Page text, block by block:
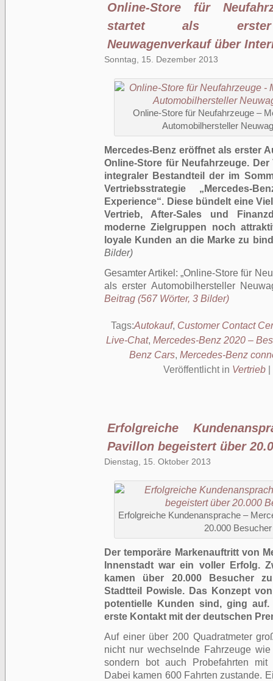
Online-Store für
startet als erster
Neuwagenverkauf über
Sonntag, 15. Dezember 2013
Online-Store für Neufahrzeuge –
Automobilhersteller
Mercedes-Benz eröffnet als erster
Online-Store für Neufahrzeuge.
integraler Bestandteil der im
Vertriebsstrategie
Experience“. Diese bündelt eine
Vertrieb, After-Sales und
moderne Zielgruppen noch
loyale Kunden an die Marke zu
Bilder)
Gesamter Artikel: Online-Store für
als erster Automobilhersteller
Beitrag (567 Wörter, 3 Bilder)
Tags:Autokauf, Customer Contact
Live-Chat, Mercedes-Benz 2020 –
Benz Cars, Mercedes-Benz
Veröffentlicht in Vertrieb
Erfolgreiche
Pavillon begeistert über
Dienstag, 15. Oktober 2013
Erfolgreiche Kundenansprache –
20.000
Der temporäre Markenauftritt von
Innenstadt war ein voller Erfolg.
kamen über 20.000 Besucher
Stadtteil Powisle. Das Konzept
potentielle Kunden sind, ging
erste Kontakt mit der deutschen
Auf einer über 200 Quadratmeter
nicht nur wechselnde Fahrzeuge
sondern bot auch Probefahrten mit
Dabei kamen 600 Fahrten zustande.